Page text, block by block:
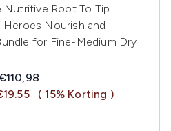
Nutritive Root To Tip
Heroes Nourish and
for Fine-Medium Dry
Retail Price:
prijs:
( 15% Korting )